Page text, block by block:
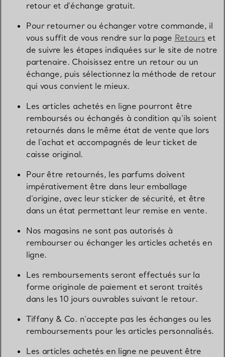
retour et d'échange gratuit.
Pour retourner ou échanger votre commande, il
vous suffit de vous rendre sur la page Retours et
de suivre les étapes indiquées sur le site de notre
partenaire. Choisissez entre un retour ou un
échange, puis sélectionnez la méthode de retour
qui vous convient le mieux.
Les articles achetés en ligne pourront être
remboursés ou échangés à condition qu'ils soient
retournés dans le même état de vente que lors
de l'achat et accompagnés de leur ticket de
caisse original.
Pour être retournés, les parfums doivent
impérativement être dans leur emballage
d'origine, avec leur sticker de sécurité, et être
dans un état permettant leur remise en vente.
Nos magasins ne sont pas autorisés à
rembourser ou échanger les articles achetés en
ligne.
Les remboursements seront effectués sur la
forme originale de paiement et seront traités
dans les 10 jours ouvrables suivant le retour.
Tiffany & Co. n'accepte pas les échanges ou les
remboursements pour les articles personnalisés.
Les articles achetés en ligne ne peuvent être